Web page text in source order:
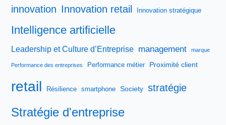
innovation Innovation retail Innovation stratégique
Intelligence artificielle
Leadership et Culture d’Entreprise management marque
Performance des entreprises Performance métier Proximité client
retail Résilience smartphone Society stratégie
Stratégie d'entreprise